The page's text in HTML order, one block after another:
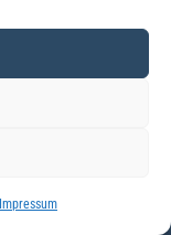
Impressum